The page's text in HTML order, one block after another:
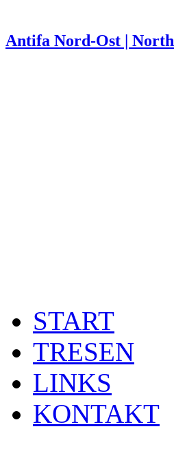
Antifa Nord-Ost |
START
TRESEN
LINKS
KONTAKT